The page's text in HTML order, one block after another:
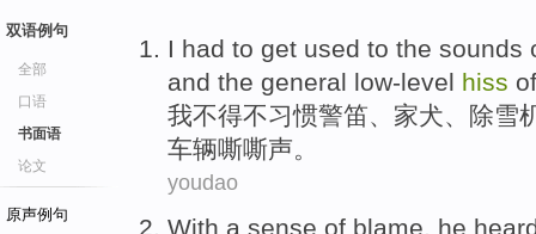
双语例句
全部
口语
书面语
论文
原声例句
I had to get used to the sounds
and the general low-level hiss
我不得不习惯警笛、家犬、 除雪
车辆嘶嘶声。
youdao
With a sense of blame, he